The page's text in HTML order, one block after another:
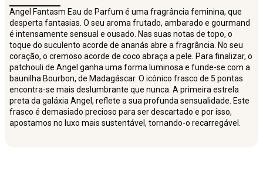
Angel Fantasm Eau de Parfum é uma fragrância feminina, que
desperta fantasias. O seu aroma frutado, ambarado e gourmand
é intensamente sensual e ousado. Nas suas notas de topo, o
toque do suculento acorde de ananás abre a fragrância. No seu
coração, o cremoso acorde de coco abraça a pele. Para finalizar, o
patchouli de Angel ganha uma forma luminosa e funde-se com a
baunilha Bourbon, de Madagáscar. O icónico frasco de 5 pontas
encontra-se mais deslumbrante que nunca. A primeira estrela
preta da galáxia Angel, reflete a sua profunda sensualidade. Este
frasco é demasiado precioso para ser descartado e por isso,
apostamos no luxo mais sustentável, tornando-o recarregável.